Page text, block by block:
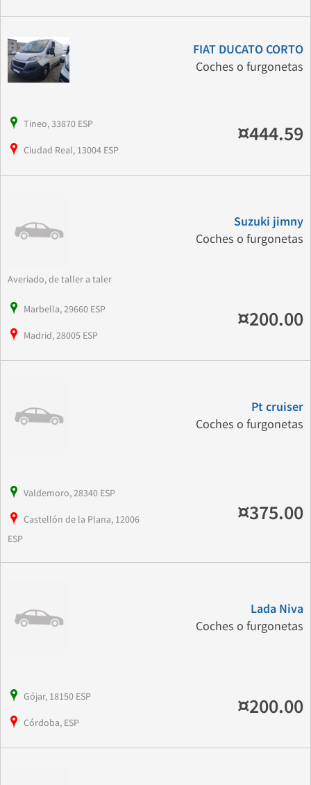
FIAT DUCATO CORTO
Coches o furgonetas
Tineo, 33870 ESP
Ciudad Real, 13004 ESP
¤444.59
Suzuki jimny
Coches o furgonetas
Averiado, de taller a taler
Marbella, 29660 ESP
Madrid, 28005 ESP
¤200.00
Pt cruiser
Coches o furgonetas
Valdemoro, 28340 ESP
Castellón de la Plana, 12006
ESP
¤375.00
Lada Niva
Coches o furgonetas
Gójar, 18150 ESP
Córdoba, ESP
¤200.00